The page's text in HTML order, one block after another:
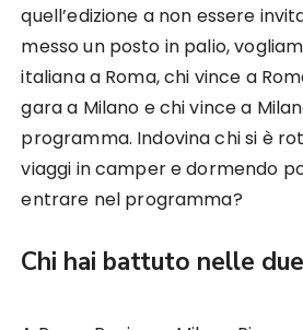
quell’edizione a non essere
messo un posto in palio,
italiana a Roma, chi vince a
gara a Milano e chi vince a
programma. Indovina chi si è
viaggi in camper e dormendo
entrare nel programma?
Chi hai battuto nelle